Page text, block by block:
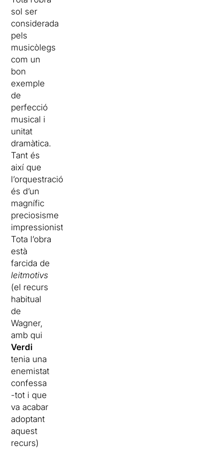
sol ser
considerada
pels
musicòlegs
com un
bon
exemple
de
perfecció
musical i
unitat
dramàtica.
Tant és
així que
l’orquestració
és d’un
magnífic
preciosisme
impressionista.
Tota l’obra
està
farcida de
leitmotivs
(el recurs
habitual
de
Wagner,
amb qui
Verdi
tenia una
enemistat
confessa
-tot i que
va acabar
adoptant
aquest
recurs)